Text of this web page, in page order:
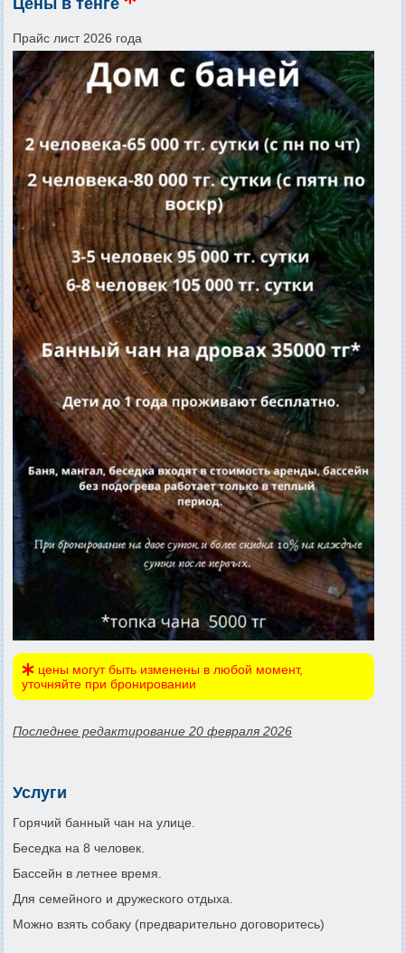
Цены в тенге
Прайс лист 2026 года
цены могут быть изменены в любой момент,
уточняйте при бронировании
Последнее редактирование 20 февраля 2026
Услуги
Горячий банный чан на улице.
Беседка на 8 человек.
Бассейн в летнее время.
Для семейного и дружеского отдыха.
Можно взять собаку (предварительно договоритесь)